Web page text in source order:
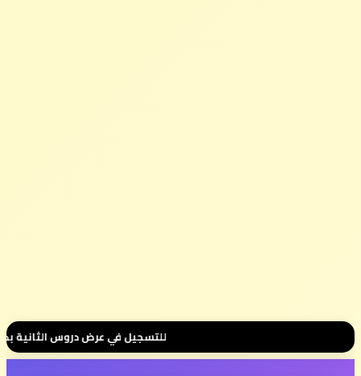
للتسجيل في عرض دروس الثانية بكالوريا 📚 بثمن رمزي 💰 500 درهم فقط للموسم الكامل ⭐ تواصل معنا عبر واتساب هنا